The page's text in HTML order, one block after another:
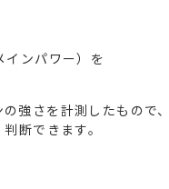
インパワー）を
強さを計測したもので、
断できます。